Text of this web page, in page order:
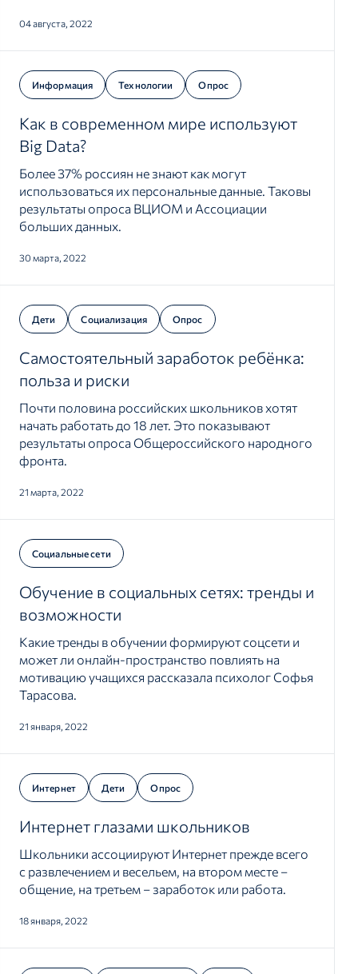
04 августа, 2022
Информация Технологии Опрос
Как в современном мире используют
Big Data?
Более 37% россиян не знают как могут
использоваться их персональные данные. Таковы
результаты опроса ВЦИОМ и Ассоциации
больших данных.
30 марта, 2022
Дети Социализация Опрос
Самостоятельный заработок ребёнка:
польза и риски
Почти половина российских школьников хотят
начать работать до 18 лет. Это показывают
результаты опроса Общероссийского народного
фронта.
21 марта, 2022
Социальные сети
Обучение в социальных сетях: тренды и
возможности
Какие тренды в обучении формируют соцсети и
может ли онлайн-пространство повлиять на
мотивацию учащихся рассказала психолог Софья
Тарасова.
21 января, 2022
Интернет Дети Опрос
Интернет глазами школьников
Школьники ассоциируют Интернет прежде всего
с развлечением и весельем, на втором месте –
общение, на третьем – заработок или работа.
18 января, 2022